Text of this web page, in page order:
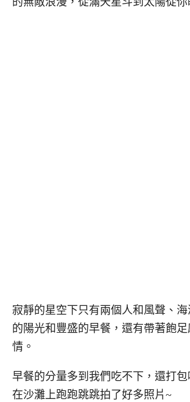
寂靜的星空下只有兩個人和風聲、
的陽光和豐盛的早餐，還有帶著飽
情。
早餐的分量多到我們吃不下，還打
在沙灘上跑跑跳跳拍了好多照片~